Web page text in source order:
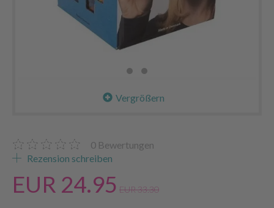
Vergrößern
0 Bewertungen
Rezension schreiben
EUR 24.95 EUR 33.30